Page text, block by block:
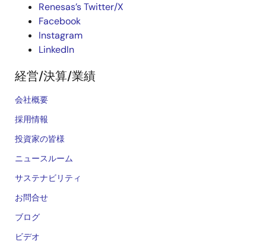
Renesas’s Twitter/X
Facebook
Instagram
LinkedIn
経営/決算/業績
会社概要
採用情報
投資家の皆様
ニュースルーム
サステナビリティ
お問合せ
ブログ
ビデオ